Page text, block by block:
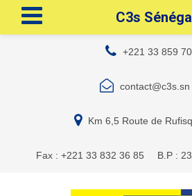
+221 33 859
contact@c3s.sn
Km 6,5 Route de
Fax : +221 33 832 36 85 B.P :
C3s